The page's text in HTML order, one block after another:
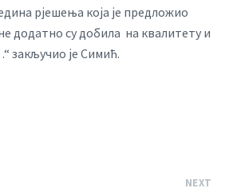
рјешења која је предложио
додатно су добила на квалитету и
закључио је Симић.
NEXT